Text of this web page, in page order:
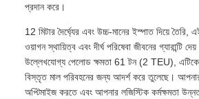
প্রদান করে।
12 মিটার দৈর্ঘ্যের এবং উচ্চ-মানের ইস্পাত দিয়ে তৈরি,
ওয়াগন স্থায়িত্ব এবং দীর্ঘ পরিষেবা জীবনের গ্যারান্টি
উল্লেখযোগ্য পেলোড ক্ষমতা 61 টন (2 TEU), এটিকে
বিস্তৃত মাল পরিবহনের জন্য আদর্শ করে তুলেছে। আপনার
অপ্টিমাইজ করতে এবং আপনার লজিস্টিক কর্মক্ষমতা